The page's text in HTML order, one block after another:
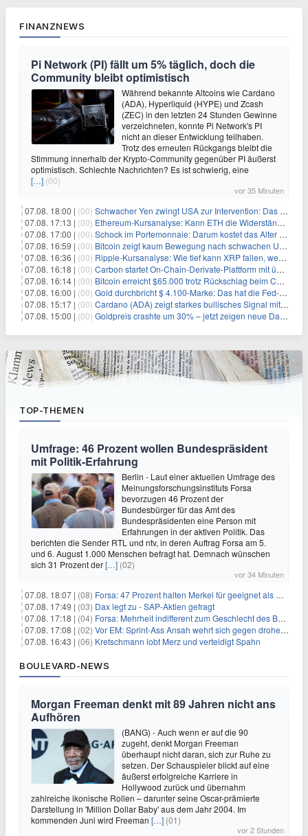
FINANZNEWS
Pi Network (PI) fällt um 5% täglich, doch die
Community bleibt optimistisch
Während bekannte Altcoins wie Cardano
(ADA), Hyperliquid (HYPE) und Zcash
(ZEC) in den letzten 24 Stunden Gewinne
verzeichneten, konnte Pi Network's PI
nicht an dieser Entwicklung teilhaben.
Trotz des erneuten Rückgangs bleibt die
Stimmung innerhalb der Krypto-Community gegenüber PI äußerst
optimistisch. Schlechte Nachrichten? Es ist schwierig, eine
[…] (00)
vor 35 Minuten
07.08. 18:00 | (00) Schwacher Yen zwingt USA zur Intervention: Das größte Risiko seit 15 Jahren
07.08. 17:13 | (00) Ethereum-Kursanalyse: Kann ETH die Widerstände der gleitenden Durchschnitte überwinden?
07.08. 17:00 | (00) Schock im Portemonnaie: Darum kostet das Alter deutlich mehr als Sie denken
07.08. 16:59 | (00) Bitcoin zeigt kaum Bewegung nach schwachen US-Arbeitsmarktdaten, Fed-Zinserhöhungschancen sinken auf 44%
07.08. 16:36 | (00) Ripple-Kursanalyse: Wie tief kann XRP fallen, wenn die $1-Unterstützung am Wochenende verloren geht?
07.08. 16:18 | (00) Carbon startet On-Chain-Derivate-Plattform mit über 950 Märkten in einem Konto
07.08. 16:14 | (00) Bitcoin erreicht $65.000 trotz Rückschlag beim CLARITY Act und fehlendem US-Iran-Abkommen
07.08. 16:00 | (00) Gold durchbricht $ 4.100-Marke: Das hat die Fed-Entscheidung ausgelöst
07.08. 15:17 | (00) Cardano (ADA) zeigt starkes bullisches Signal mit Potenzial für 200% Kursanstieg
07.08. 15:00 | (00) Goldpreis crashte um 30% – jetzt zeigen neue Daten: War es berechtigt?
TOP-THEMEN
Umfrage: 46 Prozent wollen Bundespräsident
mit Politik-Erfahrung
Berlin - Laut einer aktuellen Umfrage des
Meinungsforschungsinstituts Forsa
bevorzugen 46 Prozent der
Bundesbürger für das Amt des
Bundespräsidenten eine Person mit
Erfahrungen in der aktiven Politik. Das
berichten die Sender RTL und ntv, in deren Auftrag Forsa am 5.
und 6. August 1.000 Menschen befragt hat. Demnach wünschen
sich 31 Prozent der[…] (02)
vor 34 Minuten
07.08. 18:07 | (08) Forsa: 47 Prozent halten Merkel für geeignet als Bundespräsidentin
07.08. 17:49 | (03) Dax legt zu - SAP-Aktien gefragt
07.08. 17:18 | (04) Forsa: Mehrheit indifferent zum Geschlecht des Bundespräsidenten
07.08. 17:08 | (02) Vor EM: Sprint-Ass Ansah wehrt sich gegen drohende Sperre
07.08. 16:43 | (06) Kretschmann lobt Merz und verteidigt Spahn
BOULEVARD-NEWS
Morgan Freeman denkt mit 89 Jahren nicht ans
Aufhören
(BANG) - Auch wenn er auf die 90
zugeht, denkt Morgan Freeman
überhaupt nicht daran, sich zur Ruhe zu
setzen. Der Schauspieler blickt auf eine
äußerst erfolgreiche Karriere in
Hollywood zurück und übernahm
zahlreiche ikonische Rollen – darunter seine Oscar-prämierte
Darstellung in 'Million Dollar Baby' aus dem Jahr 2004. Im
kommenden Juni wird Freeman […] (01)
vor 2 Stunden